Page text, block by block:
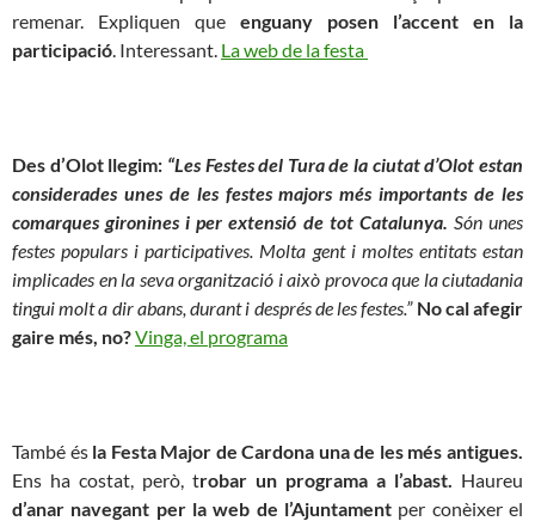
remenar. Expliquen que enguany posen l’accent en la
participació. Interessant. La web de la festa
Des d’Olot llegim: “Les Festes del Tura de la ciutat d’Olot estan
considerades unes de les festes majors més importants de les
comarques gironines i per extensió de tot Catalunya. Són unes
festes populars i participatives. Molta gent i moltes entitats estan
implicades en la seva organització i això provoca que la ciutadania
tingui molt a dir abans, durant i després de les festes.” No cal afegir
gaire més, no?Vinga, el programa
També és la Festa Major de Cardona una de les més antigues.
Ens ha costat, però, trobar un programa a l’abast. Haureu
d’anar navegant per la web de l’Ajuntament per conèixer el